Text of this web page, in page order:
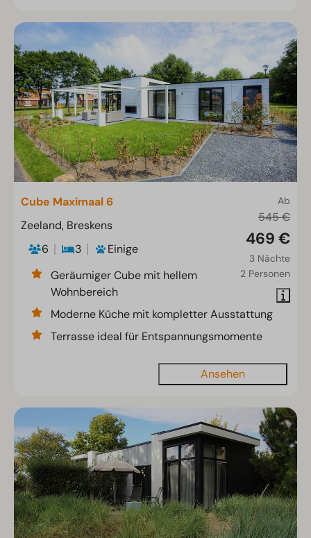
Ab
545 €
469 €
3 Nächte
2 Personen
Cube Maximaal 6
Zeeland, Breskens
6
3
Einige
Geräumiger Cube mit hellem
Wohnbereich
Moderne Küche mit kompletter Ausstattung
Terrasse ideal für Entspannungsmomente
Ansehen